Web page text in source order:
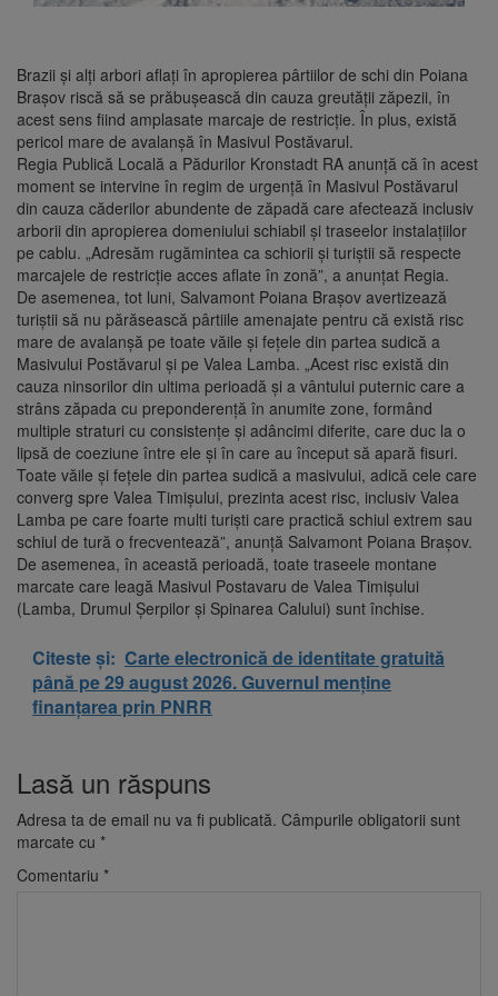
Brazii şi alţi arbori aflaţi în apropierea pârtiilor de schi din Poiana
Braşov riscă să se prăbuşească din cauza greutăţii zăpezii, în
acest sens fiind amplasate marcaje de restricţie. În plus, există
pericol mare de avalanşă în Masivul Postăvarul.
Regia Publică Locală a Pădurilor Kronstadt RA anunţă că în acest
moment se intervine în regim de urgenţă în Masivul Postăvarul
din cauza căderilor abundente de zăpadă care afectează inclusiv
arborii din apropierea domeniului schiabil şi traseelor instalaţiilor
pe cablu. „Adresăm rugămintea ca schiorii şi turiştii să respecte
marcajele de restricţie acces aflate în zonă”, a anunţat Regia.
De asemenea, tot luni, Salvamont Poiana Braşov avertizează
turiştii să nu părăsească pârtiile amenajate pentru că există risc
mare de avalanşă pe toate văile şi feţele din partea sudică a
Masivului Postăvarul şi pe Valea Lamba. „Acest risc există din
cauza ninsorilor din ultima perioadă şi a vântului puternic care a
strâns zăpada cu preponderenţă în anumite zone, formând
multiple straturi cu consistenţe şi adâncimi diferite, care duc la o
lipsă de coeziune între ele și în care au început să apară fisuri.
Toate văile şi feţele din partea sudică a masivului, adică cele care
converg spre Valea Timişului, prezinta acest risc, inclusiv Valea
Lamba pe care foarte multi turişti care practică schiul extrem sau
schiul de tură o frecventează”, anunţă Salvamont Poiana Braşov.
De asemenea, în această perioadă, toate traseele montane
marcate care leagă Masivul Postavaru de Valea Timişului
(Lamba, Drumul Şerpilor şi Spinarea Calului) sunt închise.
Citeste și: Carte electronică de identitate gratuită
până pe 29 august 2026. Guvernul menține
finanțarea prin PNRR
Lasă un răspuns
Adresa ta de email nu va fi publicată. Câmpurile obligatorii sunt
marcate cu *
Comentariu *